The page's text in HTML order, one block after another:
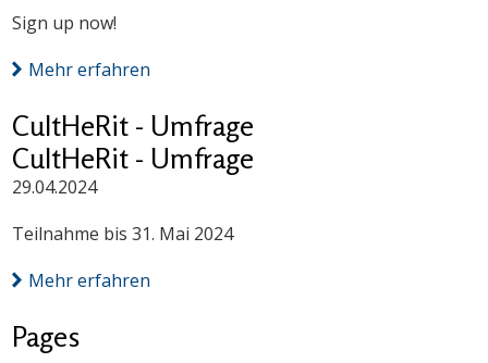
Sign up now!
Mehr erfahren
CultHeRit - Umfrage
CultHeRit - Umfrage
29.04.2024
Teilnahme bis 31. Mai 2024
Mehr erfahren
Pages